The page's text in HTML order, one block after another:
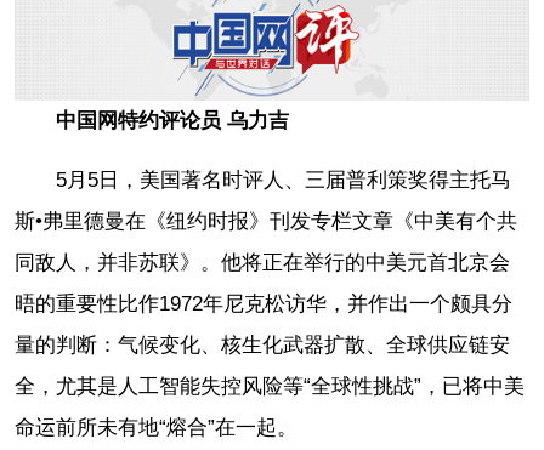
中国网特约评论员 乌力吉
5月5日，美国著名时评人、三届普利策奖得主托马
斯•弗里德曼在《纽约时报》刊发专栏文章《中美有个共
同敌人，并非苏联》。他将正在举行的中美元首北京会
晤的重要性比作1972年尼克松访华，并作出一个颇具分
量的判断：气候变化、核生化武器扩散、全球供应链安
全，尤其是人工智能失控风险等“全球性挑战”，已将中美
命运前所未有地“熔合”在一起。